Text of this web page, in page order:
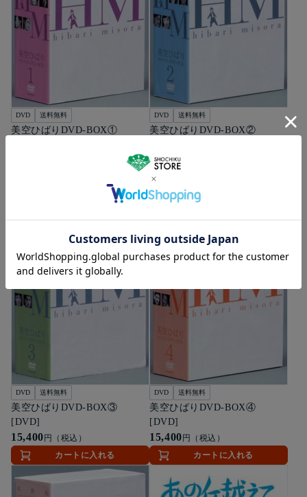
DVD 送料無料
美空ひばりDVD-BOX①
DVD 送料無料
美空ひばりDVD-BOX②
15,400
DVD 送料無料
美空ひばりDVD-BOX③
[DVD]
15,400 円（税込）
カートに入れる
DVD 送料無料
美空ひばりDVD-BOX④
[DVD]
15,400 円（税込）
カートに入れる